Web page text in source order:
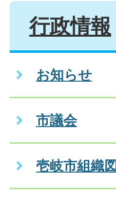
行政情報
お知らせ
市議会
壱岐市組織図